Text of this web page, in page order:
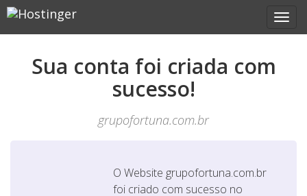
Sua conta foi criada com
sucesso!
grupofortuna.com.br
O Website grupofortuna.com.br
foi criado com sucesso no